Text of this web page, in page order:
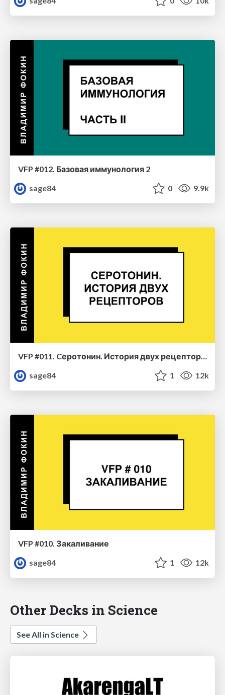
VFP #012. Базовая иммунология 2
sage84
0 9.9k
VFP #011. Cеротонин. История двух рецепторов
sage84
1 12k
VFP #010. Закаливание
sage84
1 12k
Other Decks in Science
See All in Science